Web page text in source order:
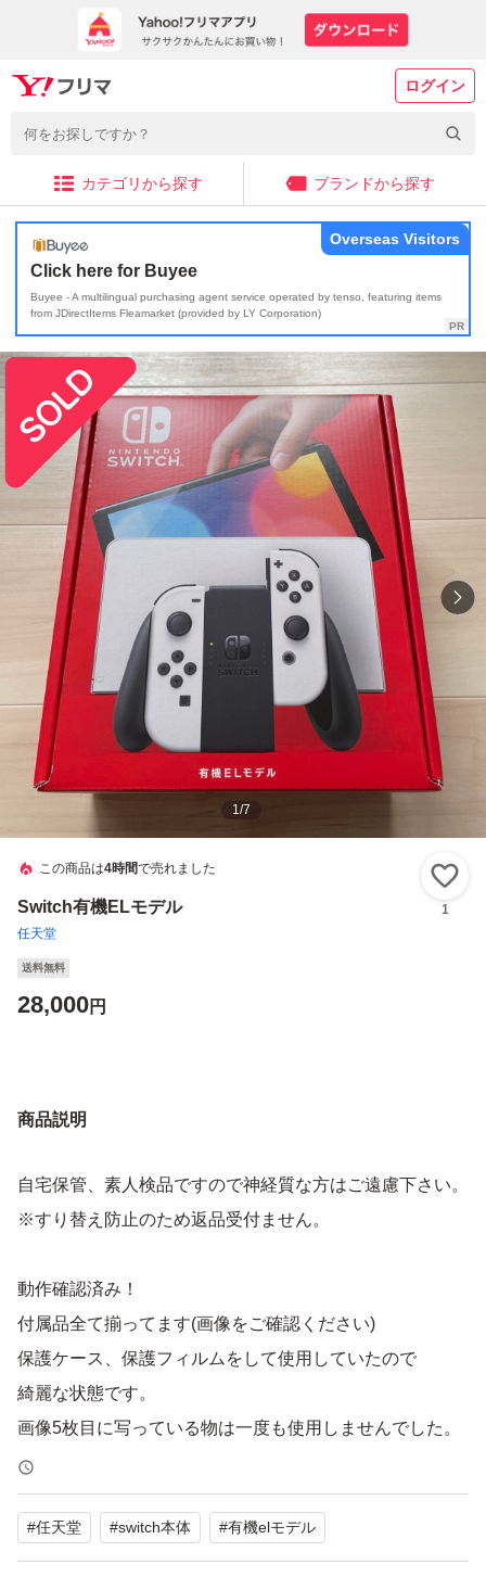
ログイン
カテゴリから探す ブランドから探す
Click here for Buyee
Buyee - A multilingual purchasing agent service operated by tenso, featuring items
from JDirectItems Fleamarket (provided by LY Corporation)
Overseas Visitors
1/7
この商品は4時間で売れました
Switch有機ELモデル
任天堂
1
送料無料
28,000円
商品説明
自宅保管、素人検品ですので神経質な方はご遠慮下さい。
※すり替え防止のため返品受付ません。
動作確認済み！
付属品全て揃ってます(画像をご確認ください)
保護ケース、保護フィルムをして使用していたので
綺麗な状態です。
画像5枚目に写っている物は一度も使用しませんでした。
ブランド：任天堂 Nintendo Switch
セット内容：本体のみ
パッケージ種類：通常版
#任天堂 #switch本体 #有機elモデル